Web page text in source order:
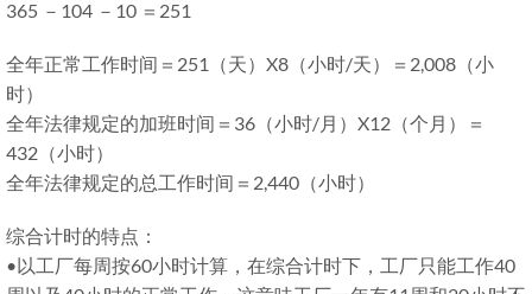
365 －104 －10 ＝251
全年正常工作时间＝251（天）X8（小时/天）＝2,008（小
时）
全年法律规定的加班时间＝36（小时/月）X12（个月）＝
432（小时）
全年法律规定的总工作时间＝2,440（小时）
综合计时的特点：
•以工厂每周按60小时计算，在综合计时下，工厂只能工作40